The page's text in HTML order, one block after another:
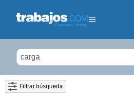
Filtrar búsqueda